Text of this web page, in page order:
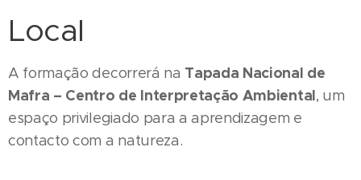
Local
A formação decorrerá na Tapada Nacional de
Mafra – Centro de Interpretação Ambiental, um
espaço privilegiado para a aprendizagem e
contacto com a natureza.